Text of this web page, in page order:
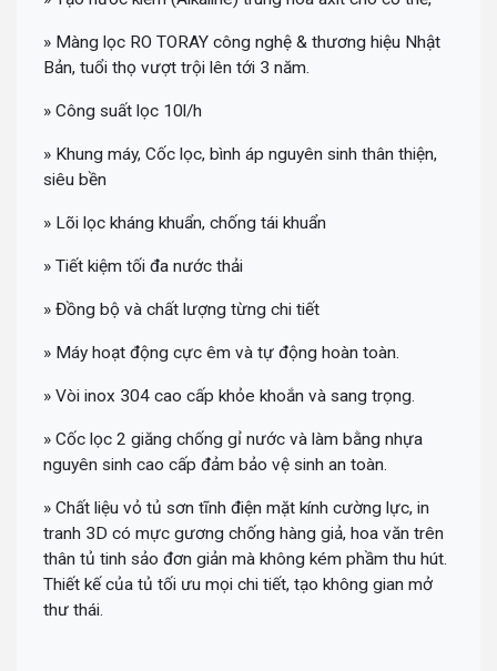
» Màng lọc RO TORAY công nghệ & thương hiệu Nhật
Bản, tuổi thọ vượt trội lên tới 3 năm.
» Công suất lọc 10l/h
» Khung máy, Cốc lọc, bình áp nguyên sinh thân thiện,
siêu bền
» Lõi lọc kháng khuẩn, chống tái khuẩn
» Tiết kiệm tối đa nước thải
» Đồng bộ và chất lượng từng chi tiết
» Máy hoạt động cực êm và tự động hoàn toàn.
» Vòi inox 304 cao cấp khỏe khoắn và sang trọng.
» Cốc lọc 2 giăng chống gỉ nước và làm bằng nhựa
nguyên sinh cao cấp đảm bảo vệ sinh an toàn.
» Chất liệu vỏ tủ sơn tĩnh điện mặt kính cường lực, in
tranh 3D có mực gương chống hàng giả, hoa văn trên
thân tủ tinh sảo đơn giản mà không kém phầm thu hút.
Thiết kế của tủ tối ưu mọi chi tiết, tạo không gian mở
thư thái.